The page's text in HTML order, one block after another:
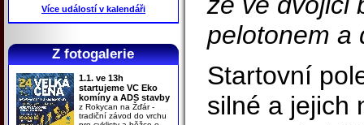
Více událostí v kalendáři
Z fotogalerie
1.1. ve 13h
startujeme VC Eko
komíny a ADS stavby
z Rokycan na Žďár -
tradiční závod do vrchu
pelotonem a
Startovní
silné a jejich